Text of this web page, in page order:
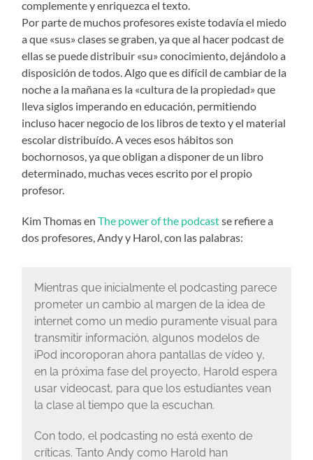
complemente y enriquezca el texto.
Por parte de muchos profesores existe todavía el miedo
a que «sus» clases se graben, ya que al hacer podcast de
ellas se puede distribuir «su» conocimiento, dejándolo a
disposición de todos. Algo que es difícil de cambiar de la
noche a la mañana es la «cultura de la propiedad» que
lleva siglos imperando en educación, permitiendo
incluso hacer negocio de los libros de texto y el material
escolar distribuído. A veces esos hábitos son
bochornosos, ya que obligan a disponer de un libro
determinado, muchas veces escrito por el propio
profesor.
Kim Thomas enThe power of the podcastse refiere a
dos profesores, Andy y Harol, con las palabras:
Mientras que inicialmente el podcasting parece
prometer un cambio al margen de la idea de
internet como un medio puramente visual para
transmitir información, algunos modelos de
iPod incoroporan ahora pantallas de vídeo y,
en la próxima fase del proyecto, Harold espera
usar videocast, para que los estudiantes vean
la clase al tiempo que la escuchan.
Con todo, el podcasting no está exento de
críticas. Tanto Andy como Harold han